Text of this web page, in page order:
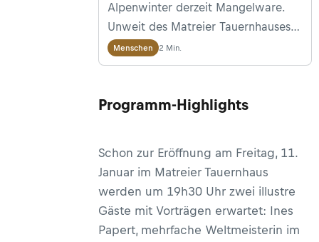
Alpenwinter derzeit Mangelware.
Unweit des Matreier Tauernhauses
in Osttirol bedeckt trotzdem ein bis
zu 50 Meter hoher Eisfall die
haben mit dem Macher des ersten
Wochenende wird er mit einem
großen Eiskletterfestival eröffnet.
Menschen 2 Min.
Programm-Highlights
Schon zur Eröffnung am Freitag, 11.
Januar im Matreier Tauernhaus
werden um 19h30 Uhr zwei illustre
Gäste mit Vorträgen erwartet: Ines
Papert, mehrfache Weltmeisterin im